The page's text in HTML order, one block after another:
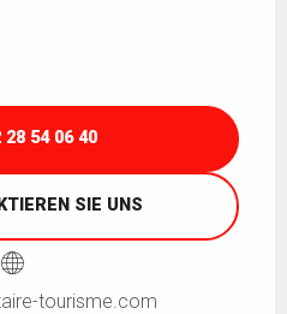
28 54 06 40
SIE UNS
tourisme.com